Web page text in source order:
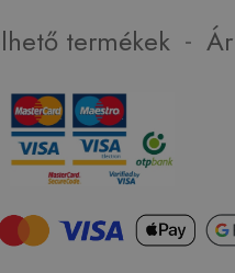
termékek -